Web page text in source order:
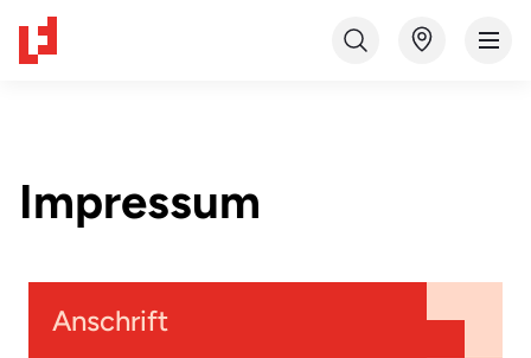
Impressum
Anschrift